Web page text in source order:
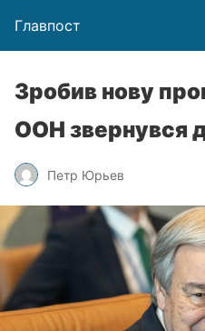
Главпост
Зробив нову
ООН звернувся
Петр Юрьев